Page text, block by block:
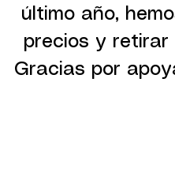
último año,
precios y retirar
Gracias por